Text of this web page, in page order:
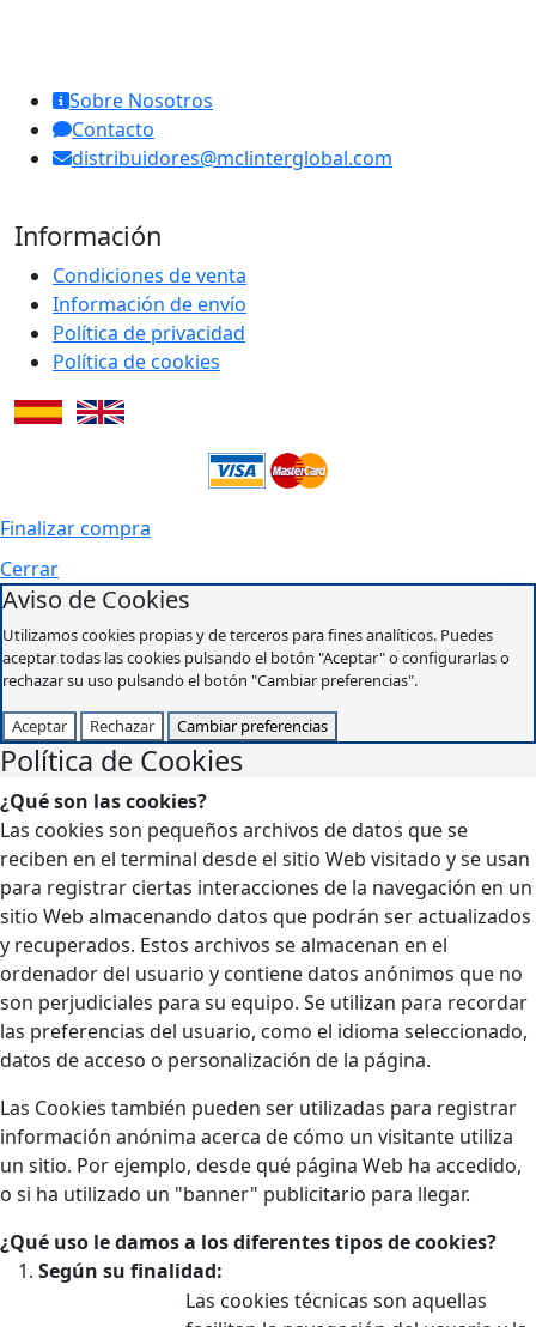
Sobre Nosotros
Contacto
distribuidores@mclinterglobal.com
Información
Condiciones de venta
Información de envío
Política de privacidad
Política de cookies
Finalizar compra
Cerrar
Aviso de Cookies
Utilizamos cookies propias y de terceros para fines analíticos. Puedes
aceptar todas las cookies pulsando el botón "Aceptar" o configurarlas o
rechazar su uso pulsando el botón "Cambiar preferencias".
Aceptar Rechazar Cambiar preferencias
Política de Cookies
¿Qué son las cookies?
Las cookies son pequeños archivos de datos que se
reciben en el terminal desde el sitio Web visitado y se usan
para registrar ciertas interacciones de la navegación en un
sitio Web almacenando datos que podrán ser actualizados
y recuperados. Estos archivos se almacenan en el
ordenador del usuario y contiene datos anónimos que no
son perjudiciales para su equipo. Se utilizan para recordar
las preferencias del usuario, como el idioma seleccionado,
datos de acceso o personalización de la página.
Las Cookies también pueden ser utilizadas para registrar
información anónima acerca de cómo un visitante utiliza
un sitio. Por ejemplo, desde qué página Web ha accedido,
o si ha utilizado un "banner" publicitario para llegar.
¿Qué uso le damos a los diferentes tipos de cookies?
Según su finalidad:
Las cookies técnicas son aquellas